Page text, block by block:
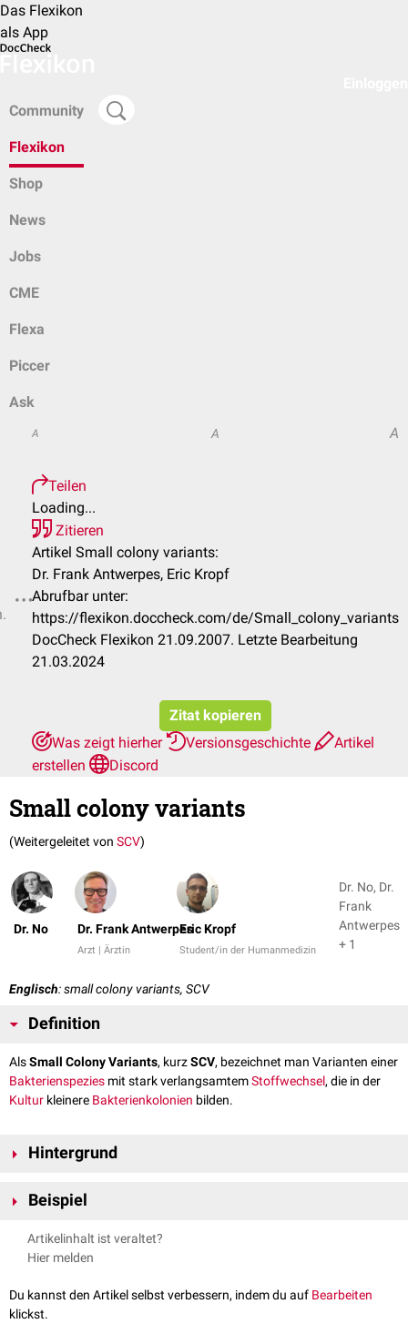
Das Flexikon
als App
Community
Flexikon
Shop
News
Jobs
CME
Flexa
Piccer
Ask
A A A
Teilen
Loading...
Zitieren
Artikel Small colony variants:
Dr. Frank Antwerpes, Eric Kropf
Abrufbar unter:
https://flexikon.doccheck.com/de/Small_colony_variants
DocCheck Flexikon 21.09.2007. Letzte Bearbeitung
21.03.2024
Zitat kopieren
Was zeigt hierher
Versionsgeschichte
Artikel
erstellen
Discord
Small colony variants
(Weitergeleitet von SCV)
Dr. No Dr. Frank Antwerpes
Arzt | Ärztin
Eric Kropf
Student/in der Humanmedizin
Dr. No, Dr.
Frank
Antwerpes
+ 1
Englisch: small colony variants, SCV
Definition
AlsSmall Colony Variants, kurzSCV, bezeichnet man Varianten einer
Bakterienspezies mit stark verlangsamtemStoffwechsel, die in der
Kultur kleinere Bakterienkolonien bilden.
Hintergrund
Infektionen. Gegenüber SCV zeigen
Beispiel
Artikelinhalt ist veraltet?
Hier melden
Du kannst den Artikel selbst verbessern, indem du auf Bearbeiten
klickst.